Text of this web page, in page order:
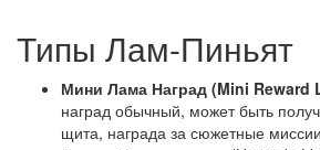
Типы Лам-Пиньят
Мини Лама Наград (Mini Reward
наград обычный, может быть
щита, награда за сюжетные